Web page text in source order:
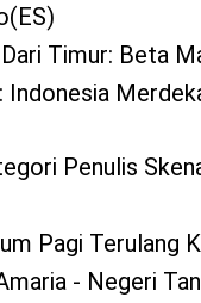
Timur: Beta
Indonesia
Penulis
Pagi Terulang
- Negeri